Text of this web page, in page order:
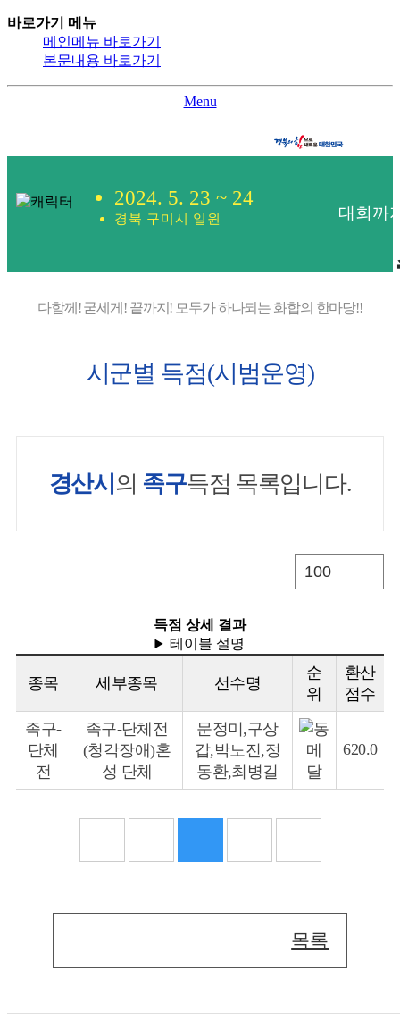
바로가기 메뉴
메인메뉴 바로가기
본문내용 바로가기
Menu
대회까
2024. 5. 23 ~ 24
경북 구미시 일원
다함께! 굳세게! 끝까지! 모두가 하나되는 화합의 한마당!!
시군별 득점(시범운영)
경산시 의 족구득점 목록입니다.
득점 상세 결과
테이블 설명
종목 세부종목 선수명
순
위
환산
점수
족구-
단체
전
족구-단체전
(청각장애)혼
성 단체
문정미,구상
갑,박노진,정
동환,최병길
620.0
목록